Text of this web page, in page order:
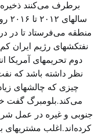
برطرف می‌کنند ذخیره
منطقه می‌فرستاد تا در
نفتکشهای رژیم ایران
دوم تحریمهای آمریکا
نظر داشته باشد که
چیزی که چالشهای
می‌کند.بلومبرگ گفت
جنوبی و غیره در عمل
کرده‌اند.اغلب مشتریهای